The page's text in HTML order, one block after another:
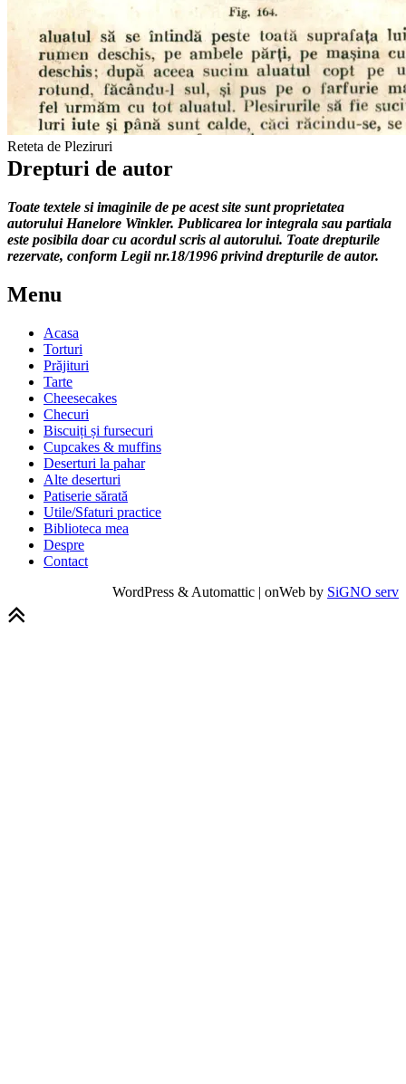
Reteta de Pleziruri
Drepturi de autor
Toate textele si imaginile de pe acest site sunt proprietatea
autorului Hanelore Winkler. Publicarea lor integrala sau partiala
este posibila doar cu acordul scris al autorului. Toate drepturile
rezervate, conform Legii nr.18/1996 privind drepturile de autor.
Menu
Acasa
Torturi
Prăjituri
Tarte
Cheesecakes
Checuri
Biscuiți și fursecuri
Cupcakes & muffins
Deserturi la pahar
Alte deserturi
Patiserie sărată
Utile/Sfaturi practice
Biblioteca mea
Despre
Contact
WordPress & Automattic | onWeb by SiGNO serv